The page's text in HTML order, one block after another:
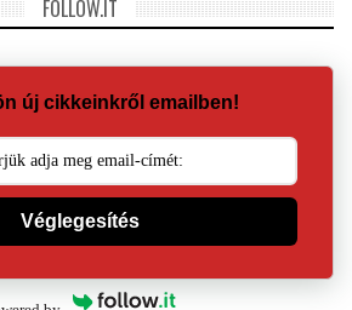
FOLLOW.IT
új cikkeinkről emailben!
Véglegesítés